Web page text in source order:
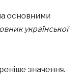
основними
української
значення.